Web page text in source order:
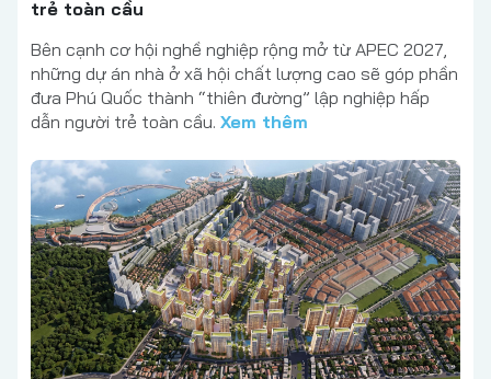
trẻ toàn cầu
Bên cạnh cơ hội nghề nghiệp rộng mở từ APEC 2027,
những dự án nhà ở xã hội chất lượng cao sẽ góp phần
đưa Phú Quốc thành “thiên đường” lập nghiệp hấp
dẫn người trẻ toàn cầu. Xem thêm